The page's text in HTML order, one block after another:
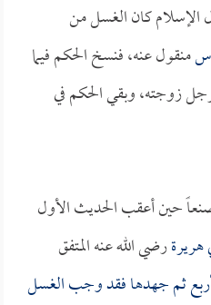
الإسلام كان الغسل من
منقول عنه، فنسخ الحكم فيما
زوجته، وبقي الحكم في
حين أعقب الحديث الأول
هريرةرضي الله عنه المتفق
ثم جهدها فقد وجب الغسل